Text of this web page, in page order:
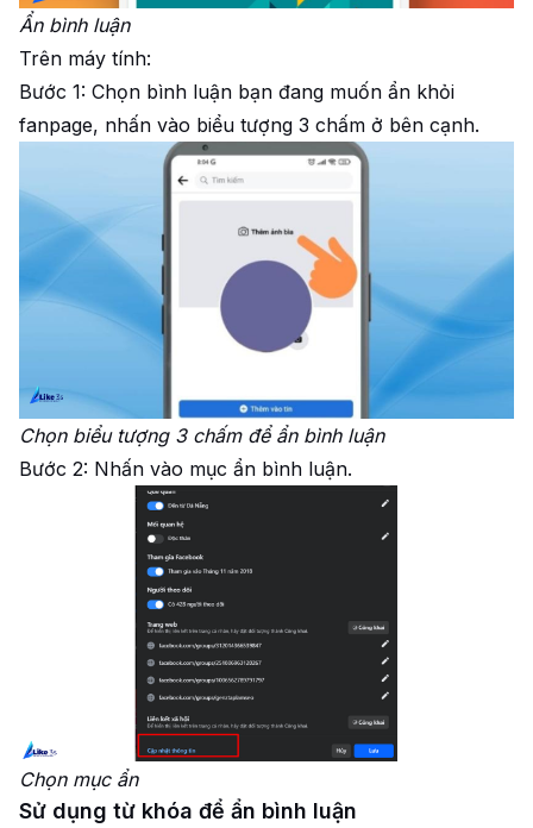
Ẩn bình luận
Trên máy tính:
Bước 1: Chọn bình luận bạn đang muốn ẩn khỏi
fanpage, nhấn vào biểu tượng 3 chấm ở bên cạnh.
Chọn biểu tượng 3 chấm để ẩn bình luận
Bước 2: Nhấn vào mục ẩn bình luận.
Chọn mục ẩn
Sử dụng từ khóa để ẩn bình luận